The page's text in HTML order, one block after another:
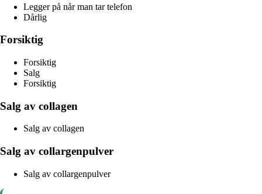
Legger på når man tar telefon
Dårlig
Forsiktig
Forsiktig
Salg
Forsiktig
Salg av collagen
Salg av collagen
Salg av collargenpulver
Salg av collargenpulver